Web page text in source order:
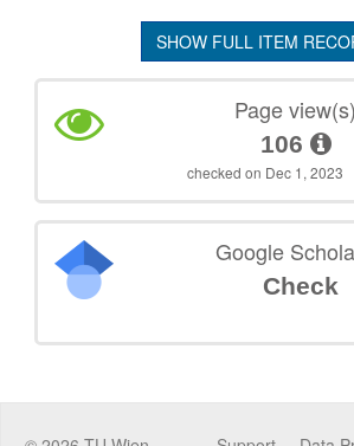
SHOW FULL ITEM
Page view(s)
106
checked on Dec 1, 2023
Google
Check